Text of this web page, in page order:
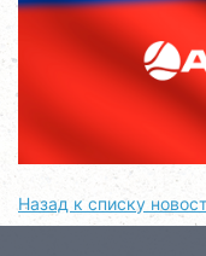
Назад к списку